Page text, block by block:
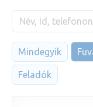
Mindegyik
Feladók